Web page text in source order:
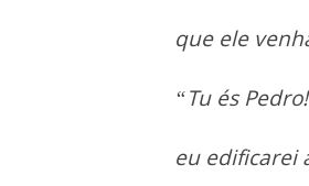
que ele
“Tu és
eu edificarei